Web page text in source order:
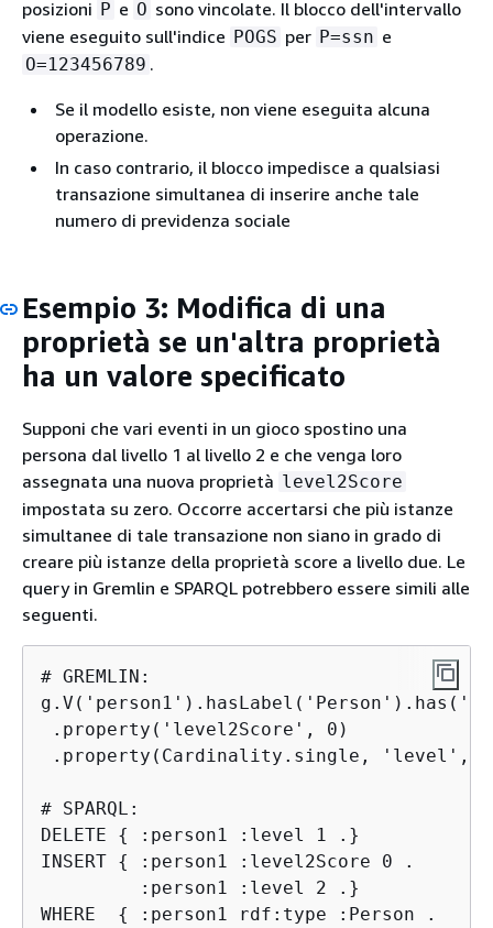
posizioni P e O sono vincolate. Il blocco dell'intervallo
viene eseguito sull'indice POGS per P=ssn e
O=123456789 .
Se il modello esiste, non viene eseguita alcuna
operazione.
In caso contrario, il blocco impedisce a qualsiasi
transazione simultanea di inserire anche tale
numero di previdenza sociale
Esempio 3: Modifica di una
proprietà se un'altra proprietà
ha un valore specificato
Supponi che vari eventi in un gioco spostino una
persona dal livello 1 al livello 2 e che venga loro
assegnata una nuova proprietà level2Score
impostata su zero. Occorre accertarsi che più istanze
simultanee di tale transazione non siano in grado di
creare più istanze della proprietà score a livello due. Le
query in Gremlin e SPARQL potrebbero essere simili alle
seguenti.
# GREMLIN:
.property('level2Score', 0)
.property(Cardinality.single, 'level',
# SPARQL:
DELETE {
:person1 :level 1 .}
INSERT {
:person1 :level2Score 0 .
         :person1 :level 2 .}
WHERE {
:person1 rdf:type :Person .